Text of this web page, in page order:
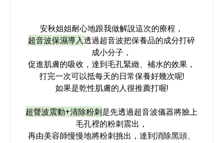
安秋姐姐耐心地跟我做解說這次的療程，
超音波保濕導入透過超音波把保養品的成分打碎
成小分子，
促進肌膚的吸收，達到毛孔緊緻、補水的效果，
打完一次可以抵每天的日常保養好幾次呢!
如果是乾性肌膚的人很推薦打喔!
超聲波震動+清除粉刺是先透過超音波儀器將臉上
毛孔裡的粉刺震出，
再由美容師慢慢地將粉刺挑出，達到消除黑頭、